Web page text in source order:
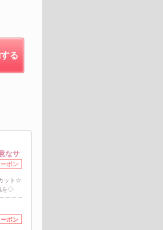
る
なサ
ポン
ット☆
を◇
ポン